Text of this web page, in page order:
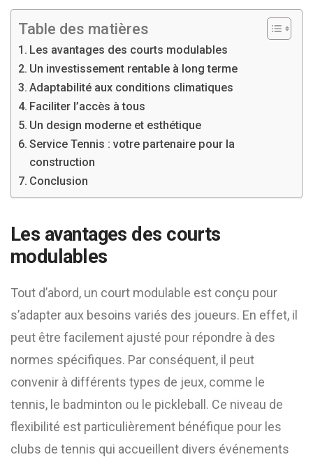
Table des matières
Les avantages des courts modulables
Un investissement rentable à long terme
Adaptabilité aux conditions climatiques
Faciliter l’accès à tous
Un design moderne et esthétique
Service Tennis : votre partenaire pour la
construction
Conclusion
Les avantages des courts
modulables
Tout d’abord, un court modulable est conçu pour
s’adapter aux besoins variés des joueurs. En effet, il
peut être facilement ajusté pour répondre à des
normes spécifiques. Par conséquent, il peut
convenir à différents types de jeux, comme le
tennis, le badminton ou le pickleball. Ce niveau de
flexibilité est particulièrement bénéfique pour les
clubs de tennis qui accueillent divers événements